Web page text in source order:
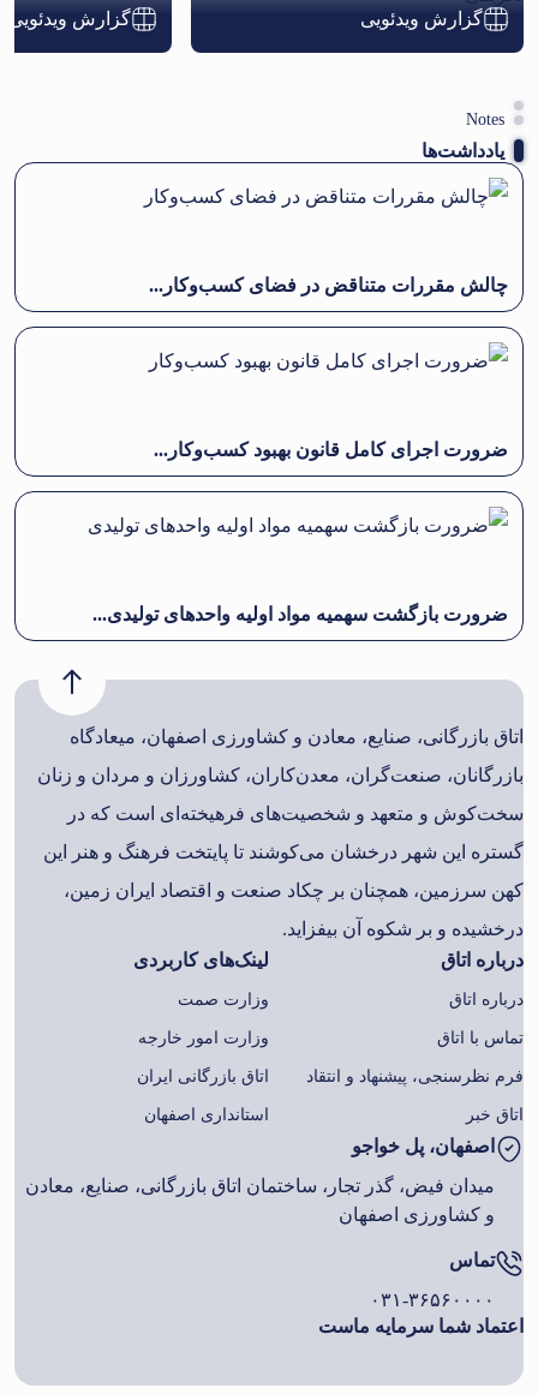
گزارش ویدئویی گزارش ویدئویی
Notes
یادداشت‌ها
چالش مقررات متناقض در فضای کسب‌وکار...
ضرورت اجرای کامل قانون بهبود کسب‌وکار...
ضرورت بازگشت سهمیه مواد اولیه واحدهای تولیدی...
اتاق بازرگانی، صنایع، معادن و کشاورزی اصفهان، میعادگاه
بازرگانان، صنعت‌گران، معدن‌کاران، کشاورزان و مردان و زنان
سخت‌کوش و متعهد و شخصیت‌های فرهیخته‌ای است که در
گستره این شهر درخشان می‌کوشند تا پایتخت فرهنگ و هنر این
کهن سرزمین، همچنان بر چکاد صنعت و اقتصاد ایران زمین،
درخشیده و بر شکوه آن بیفزاید.
درباره اتاق
درباره اتاق
تماس با اتاق
فرم نظرسنجی، پیشنهاد و انتقاد
اتاق خبر
لینک‌های کاربردی
وزارت صمت
وزارت امور خارجه
اتاق بازرگانی ایران
استانداری اصفهان
اصفهان، پل خواجو
میدان فیض، گذر تجار، ساختمان اتاق بازرگانی، صنایع، معادن
و کشاورزی اصفهان
تماس
۰۳۱-۳۶۵۶۰۰۰۰
اعتماد شما سرمایه ماست